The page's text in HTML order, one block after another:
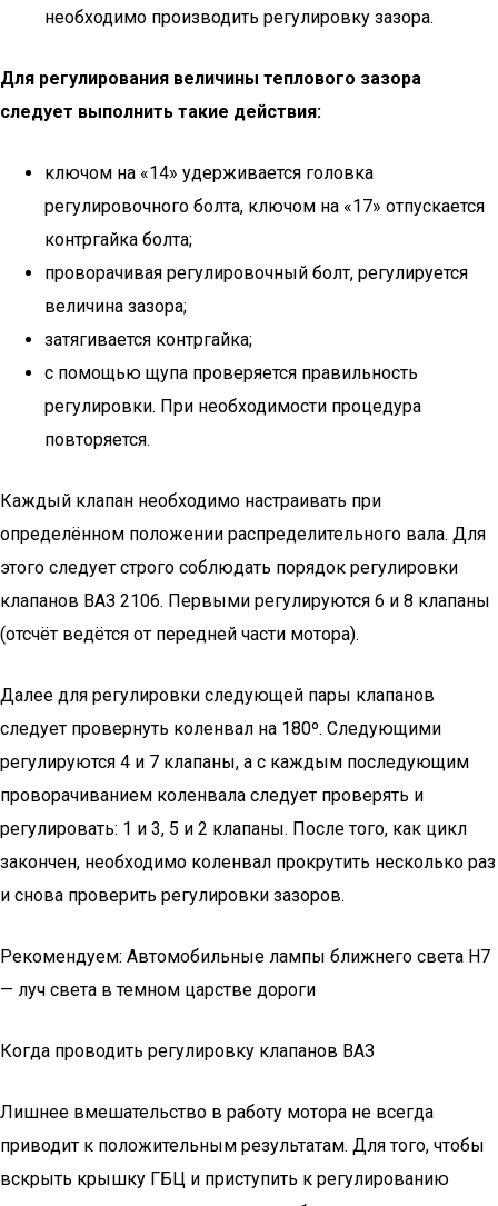
необходимо производить регулировку зазора.
Для регулирования величины теплового зазора
следует выполнить такие действия:
ключом на «14» удерживается головка
регулировочного болта, ключом на «17» отпускается
контргайка болта;
проворачивая регулировочный болт, регулируется
величина зазора;
затягивается контргайка;
с помощью щупа проверяется правильность
регулировки. При необходимости процедура
повторяется.
Каждый клапан необходимо настраивать при
определённом положении распределительного вала. Для
этого следует строго соблюдать порядок регулировки
клапанов ВАЗ 2106. Первыми регулируются 6 и 8 клапаны
(отсчёт ведётся от передней части мотора).
Далее для регулировки следующей пары клапанов
следует провернуть коленвал на 180º. Следующими
регулируются 4 и 7 клапаны, а с каждым последующим
проворачиванием коленвала следует проверять и
регулировать: 1 и 3, 5 и 2 клапаны. После того, как цикл
закончен, необходимо коленвал прокрутить несколько раз
и снова проверить регулировки зазоров.
Рекомендуем: Автомобильные лампы ближнего света H7
— луч света в темном царстве дороги
Когда проводить регулировку клапанов ВАЗ
Лишнее вмешательство в работу мотора не всегда
приводит к положительным результатам. Для того, чтобы
вскрыть крышку ГБЦ и приступить к регулированию